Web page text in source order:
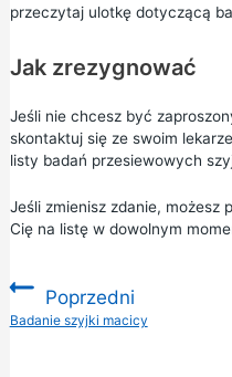
przeczytaj ulotkę dotyczącą
Jak zrezygnować
Jeśli nie chcesz być
skontaktuj się ze swoim
listy badań przesiewowych
Jeśli zmienisz zdanie, możesz
Cię na listę w dowolnym
Poprzedni
:Badanie szyjki macicy